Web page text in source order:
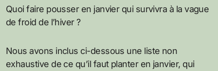
Quoi faire pousser en janvier qui survivra à la vague
de froid de l’hiver ?
Nous avons inclus ci-dessous une liste non
exhaustive de ce qu’il faut planter en janvier, qui